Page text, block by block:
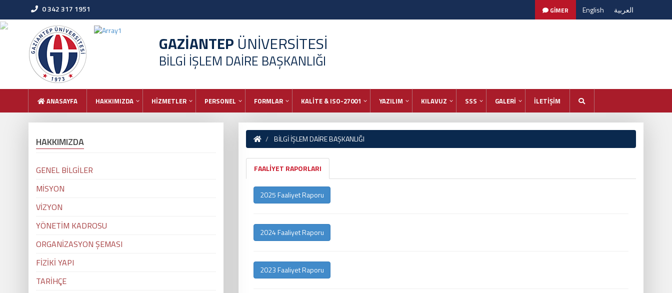
0 342 317 1951 GİMER English العربية
GAZİANTEP ÜNİVERSİTESİ
BİLGİ İŞLEM DAİRE BAŞKANLIĞI
ANASAYFA HAKKIMIZDA HİZMETLER PERSONEL FORMLAR KALİTE & ISO-27001 YAZILIM KILAVUZ SSS GALERİ İLETİŞİM
BİLGİ İŞLEM DAİRE BAŞKANLIĞI
FAALİYET RAPORLARI
2025 Faaliyet Raporu
2024 Faaliyet Raporu
2023 Faaliyet Raporu
HAKKIMIZDA
GENEL BİLGİLER
MİSYON
VİZYON
YÖNETİM KADROSU
ORGANİZASYON ŞEMASI
FİZİKİ YAPI
TARİHÇE